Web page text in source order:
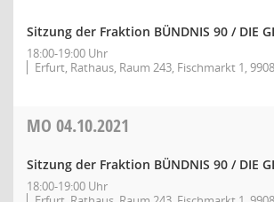
Sitzung der Fraktion BÜNDNIS 90 / DIE
18:00-19:00 Uhr
Erfurt, Rathaus, Raum 243, Fischmarkt 1,
MO 04.10.2021
Sitzung der Fraktion BÜNDNIS 90 / DIE
18:00-19:00 Uhr